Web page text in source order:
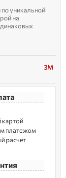
уникальной
на
верхние части
минералов,
3M
картой
платежом
расчет